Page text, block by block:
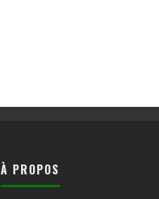
À PROPOS